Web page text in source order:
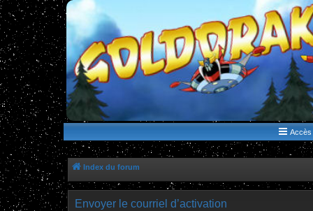
WWW.GOLDORAKGO.COM
le site de la Lune Rouge
Accès
Index du forum
Envoyer le courriel d’activation